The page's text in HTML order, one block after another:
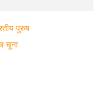
पुरुष
चूना